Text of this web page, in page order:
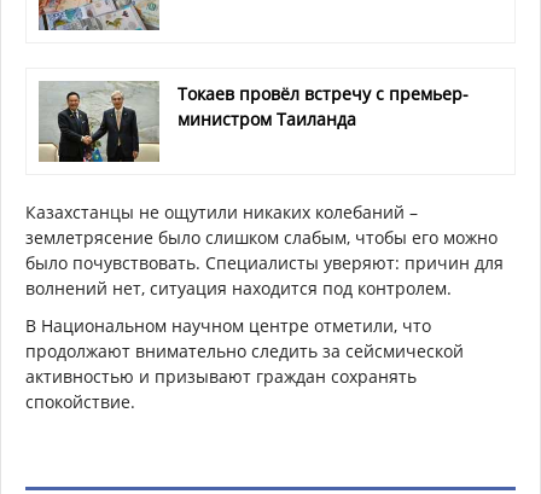
Токаев провёл встречу с премьер-
министром Таиланда
Казахстанцы не ощутили никаких колебаний –
землетрясение было слишком слабым, чтобы его можно
было почувствовать. Специалисты уверяют: причин для
волнений нет, ситуация находится под контролем.
В Национальном научном центре отметили, что
продолжают внимательно следить за сейсмической
активностью и призывают граждан сохранять
спокойствие.